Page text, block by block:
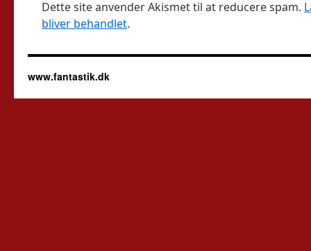
Dette site anvender Akismet til at reducere spam.
bliver behandlet.
www.fantastik.dk